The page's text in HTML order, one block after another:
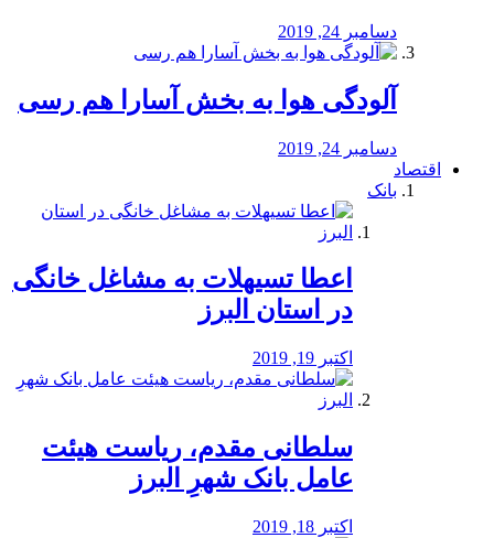
دسامبر 24, 2019
آلودگی هوا به بخش آسارا هم رسی
دسامبر 24, 2019
اقتصاد
بانک
️اعطا تسیهلات به مشاغل خانگی
در استان البرز
اکتبر 19, 2019
سلطانی مقدم، ریاست هیئت
عامل بانک شهرِ البرز
اکتبر 18, 2019